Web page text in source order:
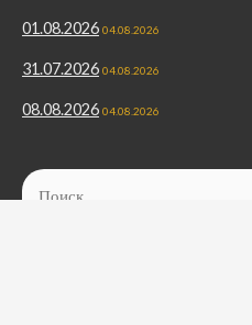
01.08.2026 04.08.2026
31.07.2026 04.08.2026
08.08.2026 04.08.2026